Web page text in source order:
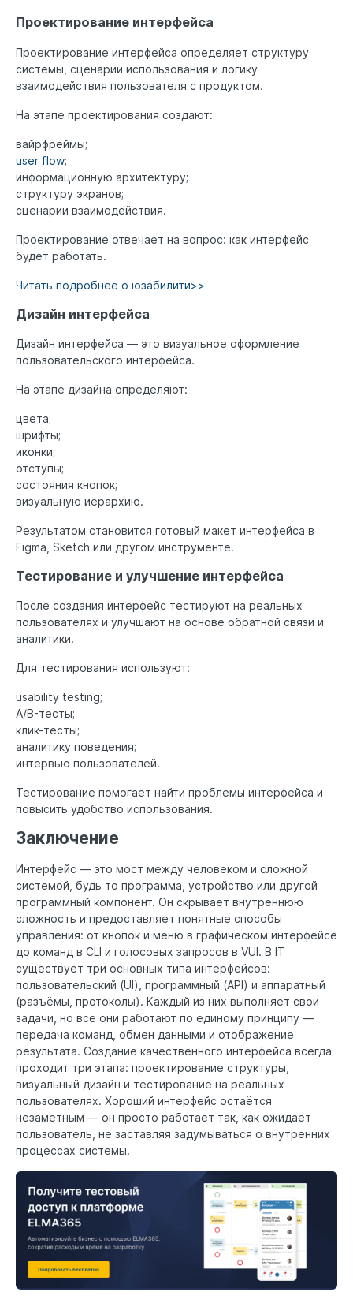
Проектирование интерфейса
Проектирование интерфейса определяет структуру
системы, сценарии использования и логику
взаимодействия пользователя с продуктом.
На этапе проектирования создают:
вайрфреймы;
user flow;
информационную архитектуру;
структуру экранов;
сценарии взаимодействия.
Проектирование отвечает на вопрос: как интерфейс
будет работать.
Читать подробнее о юзабилити>>
Дизайн интерфейса
Дизайн интерфейса — это визуальное оформление
пользовательского интерфейса.
На этапе дизайна определяют:
цвета;
шрифты;
иконки;
отступы;
состояния кнопок;
визуальную иерархию.
Результатом становится готовый макет интерфейса в
Figma, Sketch или другом инструменте.
Тестирование и улучшение интерфейса
После создания интерфейс тестируют на реальных
пользователях и улучшают на основе обратной связи и
аналитики.
Для тестирования используют:
usability testing;
A/B-тесты;
клик-тесты;
аналитику поведения;
интервью пользователей.
Тестирование помогает найти проблемы интерфейса и
повысить удобство использования.
Заключение
Интерфейс — это мост между человеком и сложной
системой, будь то программа, устройство или другой
программный компонент. Он скрывает внутреннюю
сложность и предоставляет понятные способы
управления: от кнопок и меню в графическом интерфейсе
до команд в CLI и голосовых запросов в VUI. В IT
существует три основных типа интерфейсов:
пользовательский (UI), программный (API) и аппаратный
(разъёмы, протоколы). Каждый из них выполняет свои
задачи, но все они работают по единому принципу —
передача команд, обмен данными и отображение
результата. Создание качественного интерфейса всегда
проходит три этапа: проектирование структуры,
визуальный дизайн и тестирование на реальных
пользователях. Хороший интерфейс остаётся
незаметным — он просто работает так, как ожидает
пользователь, не заставляя задумываться о внутренних
процессах системы.